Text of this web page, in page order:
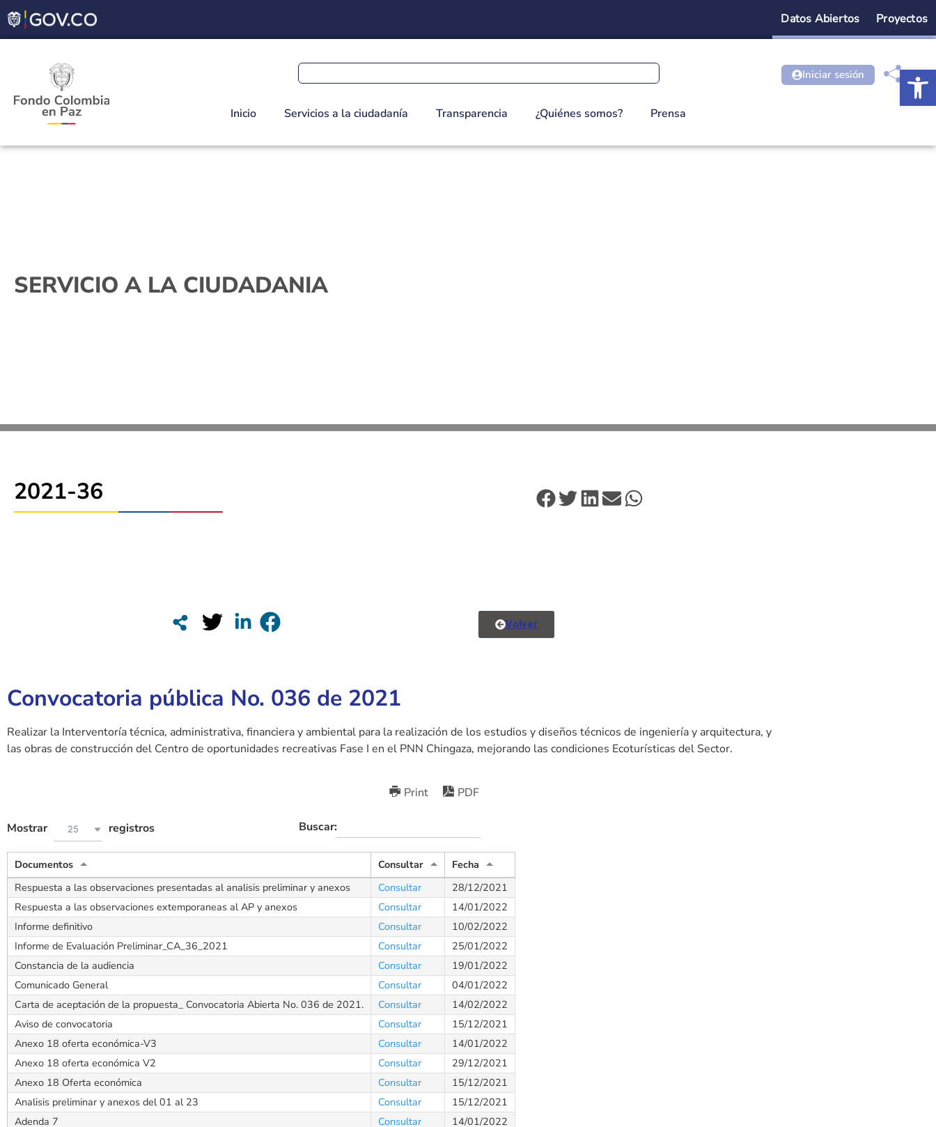
Datos Abiertos Proyectos
Inicio Servicios a la ciudadanía Transparencia ¿Quiénes somos? Prensa
Iniciar sesión
SERVICIO A LA CIUDADANIA
2021-36
Volver
Convocatoria pública No. 036 de 2021
Realizar la Interventoría técnica, administrativa, financiera y ambiental para la realización de los estudios y diseños técnicos de ingeniería y arquitectura, y
las obras de construcción del Centro de oportunidades recreativas Fase I en el PNN Chingaza, mejorando las condiciones Ecoturísticas del Sector.
Print PDF
Mostrar 25 registros Buscar:
Documentos Consultar
Fecha
Respuesta a las observaciones presentadas al analisis preliminar y anexos
Consultar
28/12/2021
Respuesta a las observaciones extemporaneas al AP y anexos
Consultar
14/01/2022
Informe definitivo
Consultar
10/02/2022
Informe de Evaluación Preliminar_CA_36_2021
Consultar
25/01/2022
Constancia de la audiencia
Consultar
19/01/2022
Comunicado General
Consultar
04/01/2022
Carta de aceptación de la propuesta_ Convocatoria Abierta No. 036 de 2021.
Consultar
14/02/2022
Aviso de convocatoria
Consultar
15/12/2021
Anexo 18 oferta económica-V3
Consultar
14/01/2022
Anexo 18 oferta económica V2
Consultar
29/12/2021
Anexo 18 Oferta económica
Consultar
15/12/2021
Analisis preliminar y anexos del 01 al 23
Consultar
15/12/2021
Adenda 7
Consultar
14/01/2022